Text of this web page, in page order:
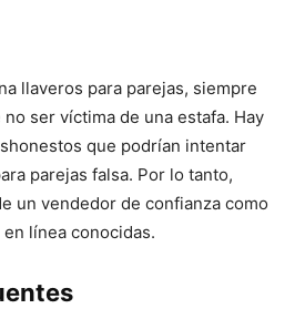
llaveros para parejas, siempre
ser víctima de una estafa. Hay
que podrían intentar
parejas falsa. Por lo tanto,
un vendedor de confianza como
línea conocidas.